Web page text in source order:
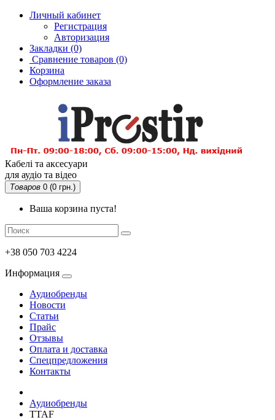
Личный кабинет
Регистрация
Авторизация
Закладки (0)
Сравнение товаров (0)
Корзина
Оформление заказа
Кабелі та аксесуари
для аудіо та відео
Товаров 0 (0 грн.)
Ваша корзина пуста!
+38 050 703 4224
Информация
Аудиобренды
Новости
Статьи
Прайс
Отзывы
Оплата и доставка
Спецпредложения
Контакты
Аудиобренды
TTAF